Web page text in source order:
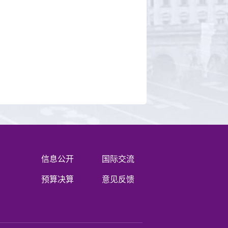
信息公开 国际交流
预算决算 意见反馈